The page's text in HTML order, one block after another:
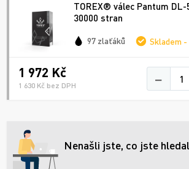
TOREX® válec Pantum DL-
30000 stran
97 zlaťáků Skladem
1 972 Kč
1 630 Kč bez DPH −
Nenašli jste, co jste